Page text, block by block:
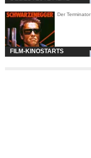
Der Terminator
FILM-KINOSTARTS